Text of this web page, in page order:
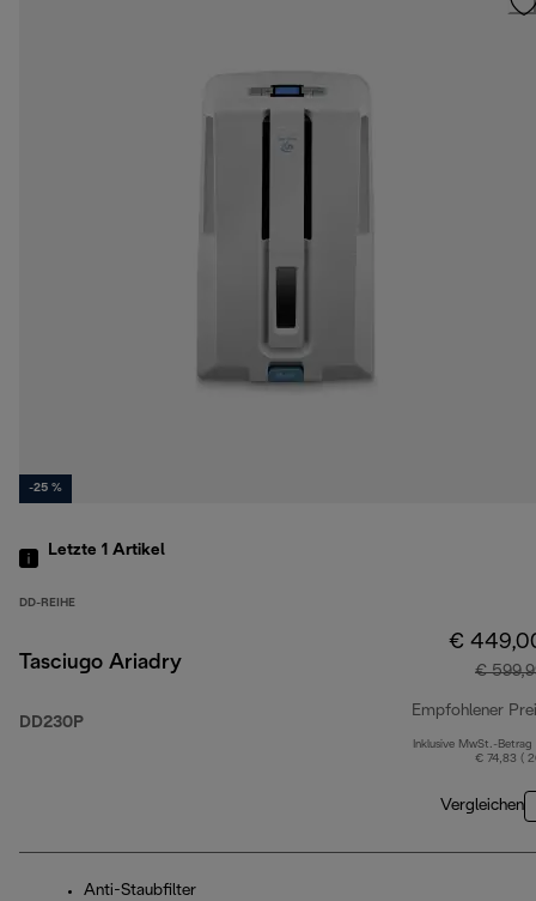
-25 %
Letzte 1 Artikel
DD-REIHE
Tasciugo Ariadry
DD230P
€
€
Empfohlener
Inklusive MwSt.-Betrag
€ 74,83 (
Vergleichen
Anti-Staubfilter